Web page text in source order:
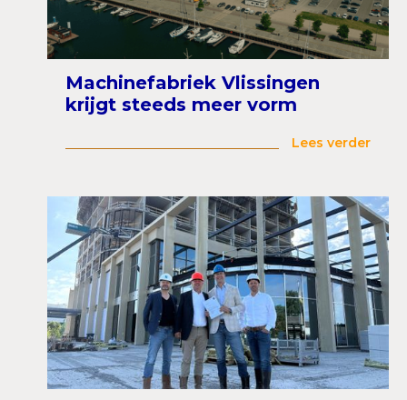
Machinefabriek Vlissingen
krijgt steeds meer vorm
Lees verder